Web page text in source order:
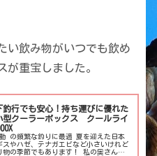
い飲み物がいつでも飲め
が重宝しました。
釣行でも安心！持ち運びに優れた
型クーラーボックス クールライ
の頻繁な釣りに最適 夏を迎えた日本
スやハゼ、テナガエビなど小さいけれど
物の季節でもあります！ 私の奥さんは